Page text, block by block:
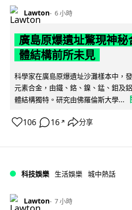
Lawton 6 小時
廣島原爆遺址驚現神秘
體結構前所未見
科學家在廣島原爆遺址沙灘樣本中，
元素合金，由鐵、鉻、鎳、錳、鉬及
體結構獨特。研究由佛羅倫斯大學...
106 16 ↗ 分享
科技娛樂 生活娛樂 城中熱話
Lawton 7 小時